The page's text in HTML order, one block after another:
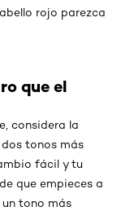
rojo parezca
que el
considera la
tonos más
fácil y tu
que empieces a
un tono más